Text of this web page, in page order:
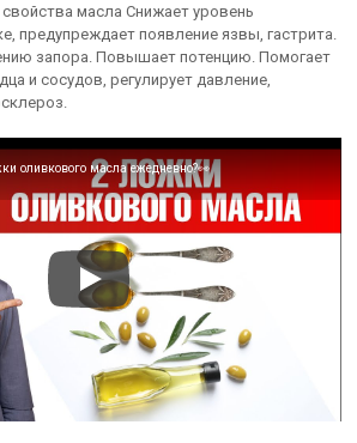
масла Снижает уровень
предупреждает появление язвы, гастрита.
запора. Повышает потенцию. Помогает
и сосудов, регулирует давление,
оливкового масла ежедневно?👀